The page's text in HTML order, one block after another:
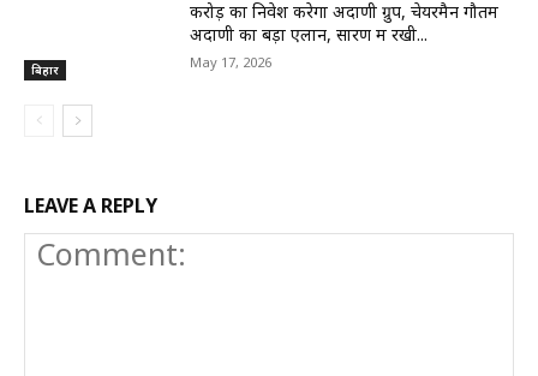
बिहार
करोड़ का निवेश करेगा अदाणी ग्रुप, चेयरमैन गौतम
अदाणी का बड़ा एलान, सारण में रखी...
May 17, 2026
LEAVE A REPLY